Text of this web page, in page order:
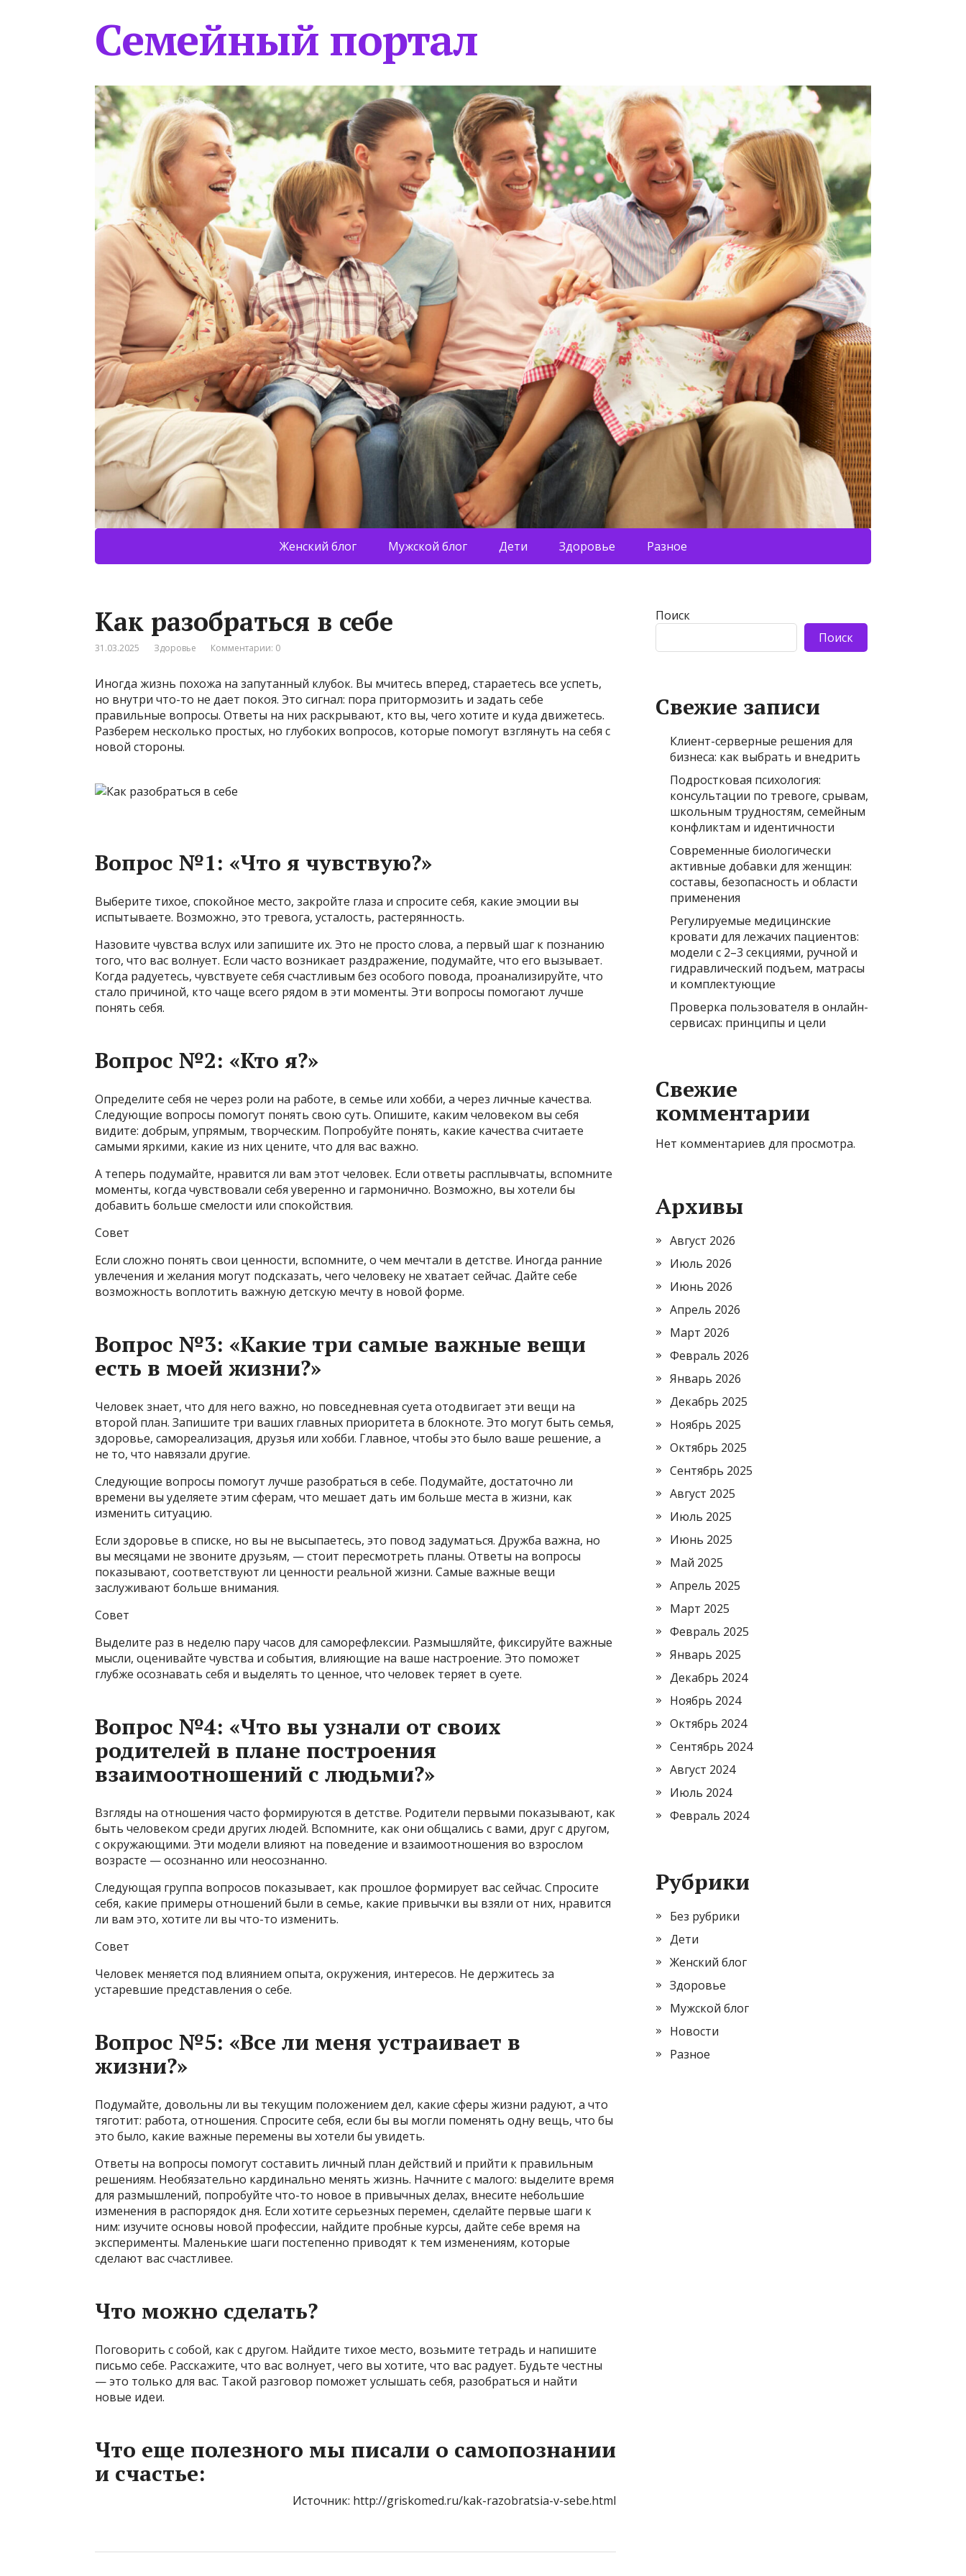
Семейный портал
Женский блог Мужской блог Дети Здоровье Разное
Как разобраться в себе
31.03.2025 Здоровье Комментарии: 0
Иногда жизнь похожа на запутанный клубок. Вы мчитесь вперед, стараетесь все успеть,
но внутри что-то не дает покоя. Это сигнал: пора притормозить и задать себе
правильные вопросы. Ответы на них раскрывают, кто вы, чего хотите и куда движетесь.
Разберем несколько простых, но глубоких вопросов, которые помогут взглянуть на себя с
новой стороны.
Вопрос №1: «Что я чувствую?»
Выберите тихое, спокойное место, закройте глаза и спросите себя, какие эмоции вы
испытываете. Возможно, это тревога, усталость, растерянность.
Назовите чувства вслух или запишите их. Это не просто слова, а первый шаг к познанию
того, что вас волнует. Если часто возникает раздражение, подумайте, что его вызывает.
Когда радуетесь, чувствуете себя счастливым без особого повода, проанализируйте, что
стало причиной, кто чаще всего рядом в эти моменты. Эти вопросы помогают лучше
понять себя.
Вопрос №2: «Кто я?»
Определите себя не через роли на работе, в семье или хобби, а через личные качества.
Следующие вопросы помогут понять свою суть. Опишите, каким человеком вы себя
видите: добрым, упрямым, творческим. Попробуйте понять, какие качества считаете
самыми яркими, какие из них цените, что для вас важно.
А теперь подумайте, нравится ли вам этот человек. Если ответы расплывчаты, вспомните
моменты, когда чувствовали себя уверенно и гармонично. Возможно, вы хотели бы
добавить больше смелости или спокойствия.
Совет
Если сложно понять свои ценности, вспомните, о чем мечтали в детстве. Иногда ранние
увлечения и желания могут подсказать, чего человеку не хватает сейчас. Дайте себе
возможность воплотить важную детскую мечту в новой форме.
Вопрос №3: «Какие три самые важные вещи
есть в моей жизни?»
Человек знает, что для него важно, но повседневная суета отодвигает эти вещи на
второй план. Запишите три ваших главных приоритета в блокноте. Это могут быть семья,
здоровье, самореализация, друзья или хобби. Главное, чтобы это было ваше решение, а
не то, что навязали другие.
Следующие вопросы помогут лучше разобраться в себе. Подумайте, достаточно ли
времени вы уделяете этим сферам, что мешает дать им больше места в жизни, как
изменить ситуацию.
Если здоровье в списке, но вы не высыпаетесь, это повод задуматься. Дружба важна, но
вы месяцами не звоните друзьям, — стоит пересмотреть планы. Ответы на вопросы
показывают, соответствуют ли ценности реальной жизни. Самые важные вещи
заслуживают больше внимания.
Совет
Выделите раз в неделю пару часов для саморефлексии. Размышляйте, фиксируйте важные
мысли, оценивайте чувства и события, влияющие на ваше настроение. Это поможет
глубже осознавать себя и выделять то ценное, что человек теряет в суете.
Вопрос №4: «Что вы узнали от своих
родителей в плане построения
взаимоотношений с людьми?»
Взгляды на отношения часто формируются в детстве. Родители первыми показывают, как
быть человеком среди других людей. Вспомните, как они общались с вами, друг с другом,
с окружающими. Эти модели влияют на поведение и взаимоотношения во взрослом
возрасте — осознанно или неосознанно.
Следующая группа вопросов показывает, как прошлое формирует вас сейчас. Спросите
себя, какие примеры отношений были в семье, какие привычки вы взяли от них, нравится
ли вам это, хотите ли вы что-то изменить.
Совет
Человек меняется под влиянием опыта, окружения, интересов. Не держитесь за
устаревшие представления о себе.
Вопрос №5: «Все ли меня устраивает в
жизни?»
Подумайте, довольны ли вы текущим положением дел, какие сферы жизни радуют, а что
тяготит: работа, отношения. Спросите себя, если бы вы могли поменять одну вещь, что бы
это было, какие важные перемены вы хотели бы увидеть.
Ответы на вопросы помогут составить личный план действий и прийти к правильным
решениям. Необязательно кардинально менять жизнь. Начните с малого: выделите время
для размышлений, попробуйте что-то новое в привычных делах, внесите небольшие
изменения в распорядок дня. Если хотите серьезных перемен, сделайте первые шаги к
ним: изучите основы новой профессии, найдите пробные курсы, дайте себе время на
эксперименты. Маленькие шаги постепенно приводят к тем изменениям, которые
сделают вас счастливее.
Что можно сделать?
Поговорить с собой, как с другом. Найдите тихое место, возьмите тетрадь и напишите
письмо себе. Расскажите, что вас волнует, чего вы хотите, что вас радует. Будьте честны
— это только для вас. Такой разговор поможет услышать себя, разобраться и найти
новые идеи.
Что еще полезного мы писали о самопознании
и счастье:
Источник: http://griskomed.ru/kak-razobratsia-v-sebe.html
Поиск
Поиск
Свежие записи
Клиент-серверные решения для
бизнеса: как выбрать и внедрить
Подростковая психология:
консультации по тревоге, срывам,
школьным трудностям, семейным
конфликтам и идентичности
Современные биологически
активные добавки для женщин:
составы, безопасность и области
применения
Регулируемые медицинские
кровати для лежачих пациентов:
модели с 2–3 секциями, ручной и
гидравлический подъем, матрасы
и комплектующие
Проверка пользователя в онлайн-
сервисах: принципы и цели
Свежие
комментарии
Нет комментариев для просмотра.
Архивы
Август 2026
Июль 2026
Июнь 2026
Апрель 2026
Март 2026
Февраль 2026
Январь 2026
Декабрь 2025
Ноябрь 2025
Октябрь 2025
Сентябрь 2025
Август 2025
Июль 2025
Июнь 2025
Май 2025
Апрель 2025
Март 2025
Февраль 2025
Январь 2025
Декабрь 2024
Ноябрь 2024
Октябрь 2024
Сентябрь 2024
Август 2024
Июль 2024
Февраль 2024
Рубрики
Без рубрики
Дети
Женский блог
Здоровье
Мужской блог
Новости
Разное